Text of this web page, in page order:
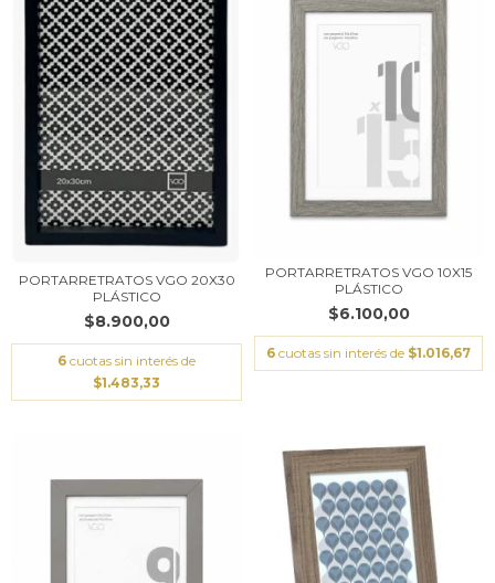
PORTARRETRATOS VGO 20X30
PLÁSTICO
$8.900,00
6 cuotas sin interés de
$1.483,33
PORTARRETRATOS VGO 10X15
PLÁSTICO
$6.100,00
6 cuotas sin interés de $1.016,67